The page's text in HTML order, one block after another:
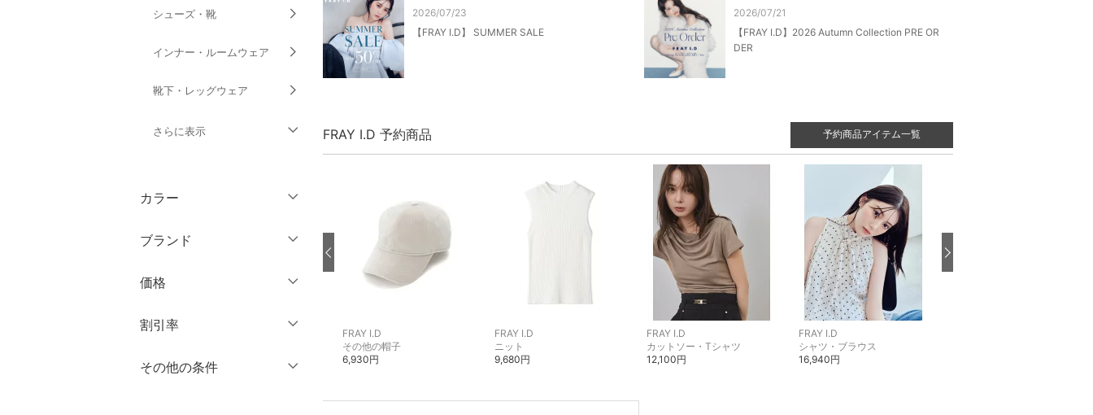
シューズ・靴
インナー・ルームウェア
靴下・レッグウェア
さらに表示
アクセサリー・腕時計
財布・ポーチ・ケース
帽子
ヘアアクセサリー
マタニティウェア・ベビ
ー用品
カラー
クリア
ブランド
価格
絞り込み
割引率
％OFF～ ％OFF
その他の条件
2026/07/23
【FRAY I.D】 SUMMER SALE
2026/07/21
【FRAY I.D】2026 Autumn Collection PRE OR
DER
FRAY I.D 予約商品 予約商品アイテム一覧
26,950円
FRAY I.D
その他の帽子
6,930円
FRAY I.D
ニット
9,680円
FRAY I.D
カットソー・Tシャツ
12,100円
FRAY I.D
シャツ・ブラウス
16,940円